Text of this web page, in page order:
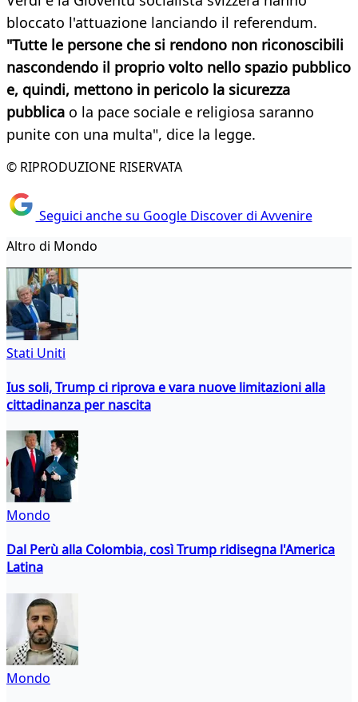
bloccato l'attuazione lanciando il referendum.
"Tutte le persone che si rendono non riconoscibili
nascondendo il proprio volto nello spazio pubblico
e, quindi, mettono in pericolo la sicurezza
pubblica o la pace sociale e religiosa saranno
punite con una multa", dice la legge.
© RIPRODUZIONE RISERVATA
Seguici anche su Google Discover di Avvenire
Altro di Mondo
Stati Uniti
Ius soli, Trump ci riprova e vara nuove limitazioni alla
cittadinanza per nascita
Mondo
Dal Perù alla Colombia, così Trump ridisegna l'America
Latina
Mondo